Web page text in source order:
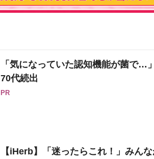
「気になっていた認知機能が菌で…
70代続出
PR
【iHerb】「迷ったらこれ！」みん